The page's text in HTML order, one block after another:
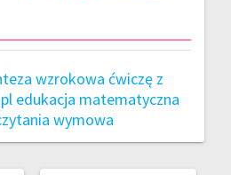
wzrokowa ćwiczę z
edukacja matematyczna
wymowa